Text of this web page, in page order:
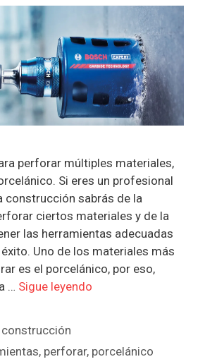
perforar múltiples materiales,
Si eres un profesional
construcción sabrás de la
ciertos materiales y de la
las herramientas adecuadas
Uno de los materiales más
es el porcelánico, por eso,
… Sigue leyendo
, perforar, porcelánico